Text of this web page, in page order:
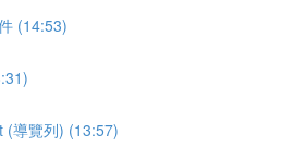
(14:53)
(導覽列) (13:57)